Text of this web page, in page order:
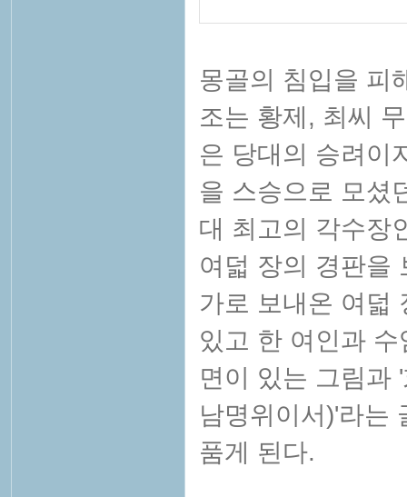
몽골의 침입을 피
조는 황제, 최씨
은 당대의 승려이
을 스승으로 모셨
대 최고의 각수장
여덟 장의 경판을
가로 보내온 여덟
있고 한 여인과
면이 있는 그림과
남명위이서)'라는
품게 된다.